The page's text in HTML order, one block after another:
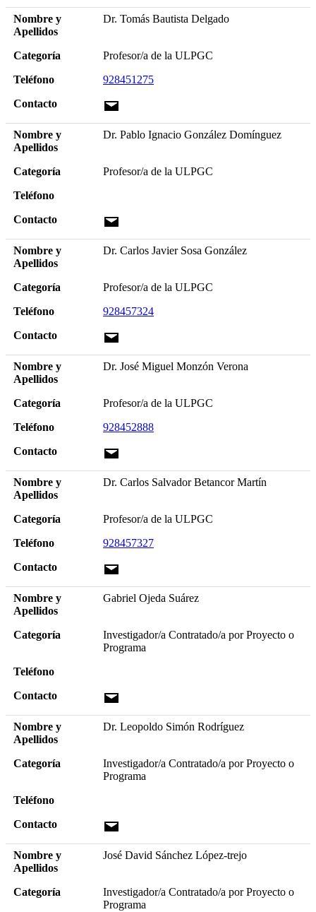
Nombre y
Apellidos
Dr. Tomás Bautista Delgado
Categoría
Profesor/a de la ULPGC
Teléfono
928451275
Contacto
Nombre y
Apellidos
Dr. Pablo Ignacio González Domínguez
Categoría
Profesor/a de la ULPGC
Teléfono
Contacto
Nombre y
Apellidos
Dr. Carlos Javier Sosa González
Categoría
Profesor/a de la ULPGC
Teléfono
928457324
Contacto
Nombre y
Apellidos
Dr. José Miguel Monzón Verona
Categoría
Profesor/a de la ULPGC
Teléfono
928452888
Contacto
Nombre y
Apellidos
Dr. Carlos Salvador Betancor Martín
Categoría
Profesor/a de la ULPGC
Teléfono
928457327
Contacto
Nombre y
Apellidos
Gabriel Ojeda Suárez
Categoría
Investigador/a Contratado/a por Proyecto o
Programa
Teléfono
Contacto
Nombre y
Apellidos
Dr. Leopoldo Simón Rodríguez
Categoría
Investigador/a Contratado/a por Proyecto o
Programa
Teléfono
Contacto
Nombre y
Apellidos
José David Sánchez López-trejo
Categoría
Investigador/a Contratado/a por Proyecto o
Programa